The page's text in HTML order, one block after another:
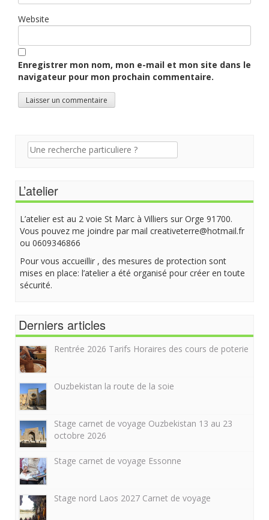
Website
Enregistrer mon nom, mon e-mail et mon site dans le
navigateur pour mon prochain commentaire.
Recherche
pour:
L’atelier
L’atelier est au 2 voie St Marc à Villiers sur Orge 91700.
Vous pouvez me joindre par mail creativeterre@hotmail.fr
ou 0609346866
Pour vous accueillir , des mesures de protection sont
mises en place: l’atelier a été organisé pour créer en toute
sécurité.
Derniers articles
Rentrée 2026 Tarifs Horaires des cours de poterie
Ouzbekistan la route de la soie
Stage carnet de voyage Ouzbekistan 13 au 23
octobre 2026
Stage carnet de voyage Essonne
Stage nord Laos 2027 Carnet de voyage